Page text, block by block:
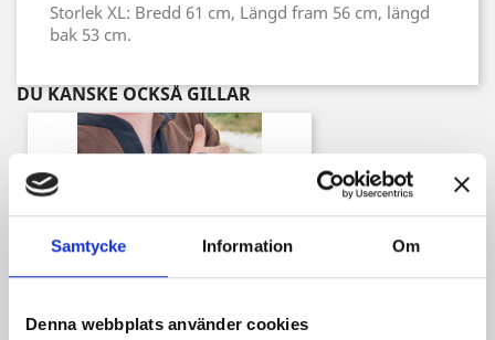
Samtycke Information Om
Denna webbplats använder cookies
Storlek XL: Bredd 61 cm, Längd fram 56 cm, längd
bak 53 cm.
DU KANSKE OCKSÅ GILLAR